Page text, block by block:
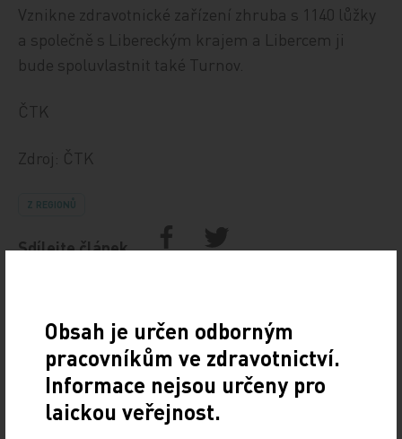
Vznikne zdravotnické zařízení zhruba s 1140 lůžky
a společně s Libereckým krajem a Libercem ji
bude spoluvlastnit také Turnov.
ČTK
Zdroj: ČTK
Z REGIONŮ
Sdílejte článek
Obsah je určen odborným
pracovníkům ve zdravotnictví.
Informace nejsou určeny pro
laickou veřejnost.